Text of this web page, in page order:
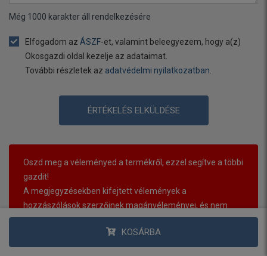
KOSÁRBA
Még 1000 karakter áll rendelkezésére
Elfogadom az ÁSZF-et, valamint beleegyezem, hogy a(z)
Okosgazdi oldal kezelje az adataimat.
További részletek az adatvédelmi nyilatkozatban
ÉRTÉKELÉS ELKÜLDÉSE
Oszd meg a véleményed a termékről, ezzel segítve a többi
gazdit!
A megjegyzésekben kifejtett vélemények a
hozzászólások szerzőinek magánvéleményei, és nem
tükrözik ennek az internetes portálnak a véleményét.